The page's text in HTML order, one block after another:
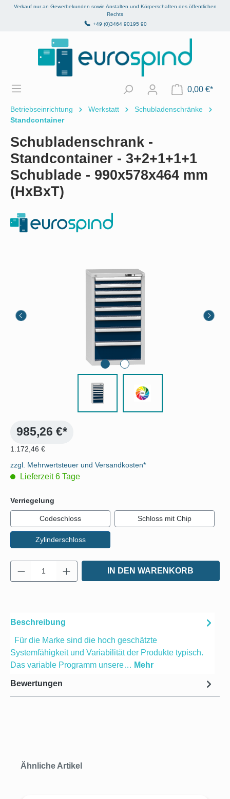
springen
Verkauf nur an Gewerbekunden sowie Anstalten und Körperschaften des öffentlichen
Rechts
+49 (0)3464 90195 90
0,00 €*
Betriebseinrichtung Werkstatt
Schubladenschränke
Standcontainer
Schubladenschrank -
Standcontainer - 3+2+1+1+1
Schublade - 990x578x464 mm
(HxBxT)
985,26 €*
1.172,46 €
zzgl. Mehrwertsteuer und Versandkosten*
Lieferzeit 6 Tage
Verriegelung
Codeschloss Schloss mit Chip
Zylinderschloss
Produkt Anzahl: Gib den gewünschten
IN DEN WARENKORB
Beschreibung
Für die Marke sind die hoch geschätzte
Systemfähigkeit und Variabilität der Produkte typisch.
Das variable Programm unsere… Mehr
Bewertungen
Produktgalerie überspringen
Ähnliche Artikel